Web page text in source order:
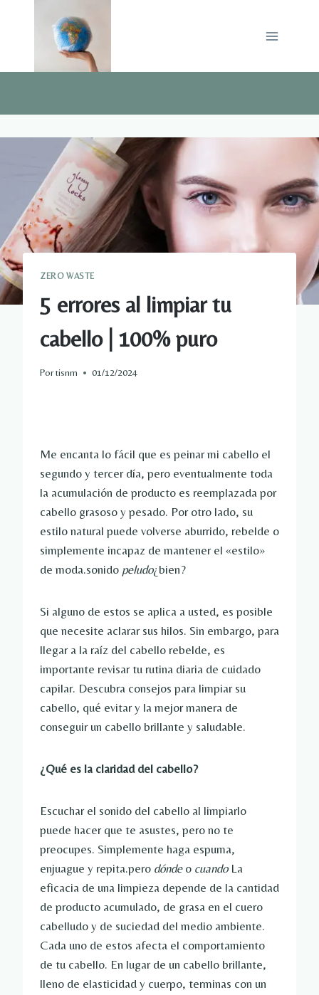
ZERO WASTE
5 errores al limpiar tu
cabello | 100% puro
Portisnm 01/12/2024
Me encanta lo fácil que es peinar mi cabello el
segundo y tercer día, pero eventualmente toda
la acumulación de producto es reemplazada por
cabello grasoso y pesado. Por otro lado, su
estilo natural puede volverse aburrido, rebelde o
simplemente incapaz de mantener el «estilo»
de moda.sonido peludo¿bien?
Si alguno de estos se aplica a usted, es posible
que necesite aclarar sus hilos. Sin embargo, para
llegar a la raíz del cabello rebelde, es
importante revisar tu rutina diaria de cuidado
capilar. Descubra consejos para limpiar su
cabello, qué evitar y la mejor manera de
conseguir un cabello brillante y saludable.
¿Qué es la claridad del cabello?
Escuchar el sonido del cabello al limpiarlo
puede hacer que te asustes, pero no te
preocupes. Simplemente haga espuma,
enjuague y repita.pero dóndeo cuandoLa
eficacia de una limpieza depende de la cantidad
de producto acumulado, de grasa en el cuero
cabelludo y de suciedad del medio ambiente.
Cada uno de estos afecta el comportamiento
de tu cabello. En lugar de un cabello brillante,
lleno de elasticidad y cuerpo, terminas con un